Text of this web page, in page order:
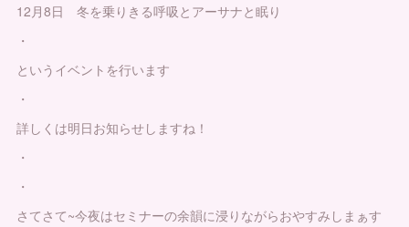
12月8日 冬を乗りきる呼吸とアーサナと眠り
・
というイベントを行います
・
詳しくは明日お知らせしますね！
・
・
さてさて~今夜はセミナーの余韻に浸りながらおやすみしまぁす